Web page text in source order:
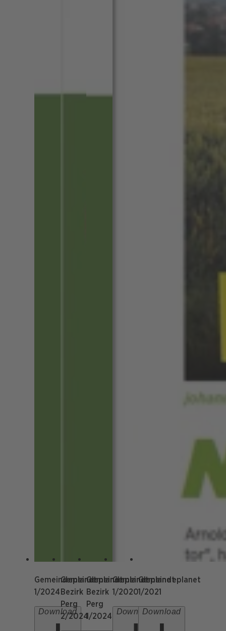
Gemeindeplanet
1/2024
Download
Gemeindeplanet
Bezirk
Perg
2/2024
Gemeindeplanet
Bezirk
Perg
1/2024
Gemeindeplanet
1/2020
Download
Gemeindeplanet
1/2021
Download